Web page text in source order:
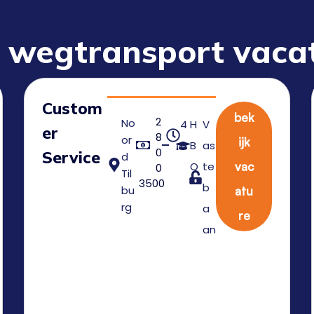
wegtransport
Custom
er
Service
No
or
d
Til
bu
rg
2
8
0
0
3500
4
0
H
B
O
V
as
te
b
a
an
bek
ijk
vac
atu
re